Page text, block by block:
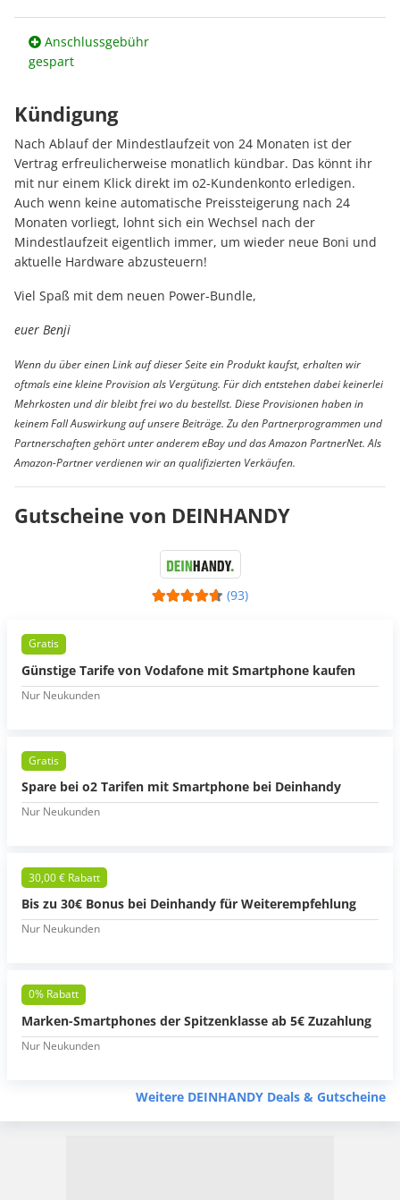
Anschlussgebühr
gespart
Kündigung
Nach Ablauf der Mindestlaufzeit von 24 Monaten ist der
Vertrag erfreulicherweise monatlich kündbar. Das könnt ihr
mit nur einem Klick direkt im o2-Kundenkonto erledigen.
Auch wenn keine automatische Preissteigerung nach 24
Monaten vorliegt, lohnt sich ein Wechsel nach der
Mindestlaufzeit eigentlich immer, um wieder neue Boni und
aktuelle Hardware abzusteuern!
Viel Spaß mit dem neuen Power-Bundle,
euer Benji
Wenn du über einen Link auf dieser Seite ein Produkt kaufst, erhalten wir
oftmals eine kleine Provision als Vergütung. Für dich entstehen dabei keinerlei
Mehrkosten und dir bleibt frei wo du bestellst. Diese Provisionen haben in
keinem Fall Auswirkung auf unsere Beiträge. Zu den Partnerprogrammen und
Partnerschaften gehört unter anderem eBay und das Amazon PartnerNet. Als
Amazon-Partner verdienen wir an qualifizierten Verkäufen.
Gutscheine von DEINHANDY
(93)
Gratis
Günstige Tarife von Vodafone mit Smartphone kaufen
Nur Neukunden
Gratis
Spare bei o2 Tarifen mit Smartphone bei Deinhandy
Nur Neukunden
30,00 € Rabatt
Bis zu 30€ Bonus bei Deinhandy für Weiterempfehlung
Nur Neukunden
0% Rabatt
Marken-Smartphones der Spitzenklasse ab 5€ Zuzahlung
Nur Neukunden
Weitere DEINHANDY Deals & Gutscheine